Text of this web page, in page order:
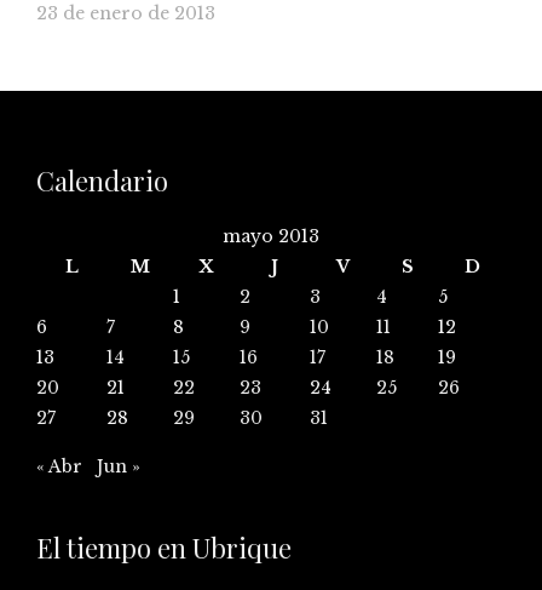
23 de enero de 2013
Calendario
mayo 2013
L
M X J V S
D
1
2 3 4
5
6
7 8 9 10 11
12
13
14 15 16 17 18
19
20
21 22 23 24 25
26
27
28 29 30 31
« Abr Jun »
El tiempo en Ubrique